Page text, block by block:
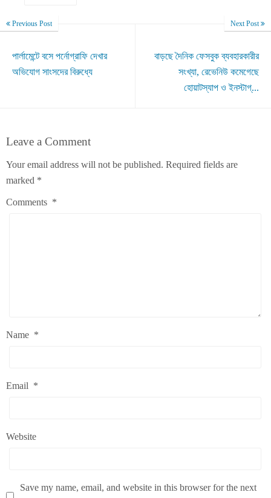
Previous Post
পার্লামেন্টে বসে পর্নোগ্রাফি দেখার
অভিযোগ সাংসদের বিরুধ্যে
Next Post
বাড়ছে দৈনিক ফেসবুক ব্যবহারকারীর
সংখ্যা, রেভেনিউ কমেগেছে
হোয়াটস্যাপ ও ইনস্টাগ্...
Leave a Comment
Your email address will not be published. Required fields are
marked *
Comments *
Name *
Email *
Website
Save my name, email, and website in this browser for the next